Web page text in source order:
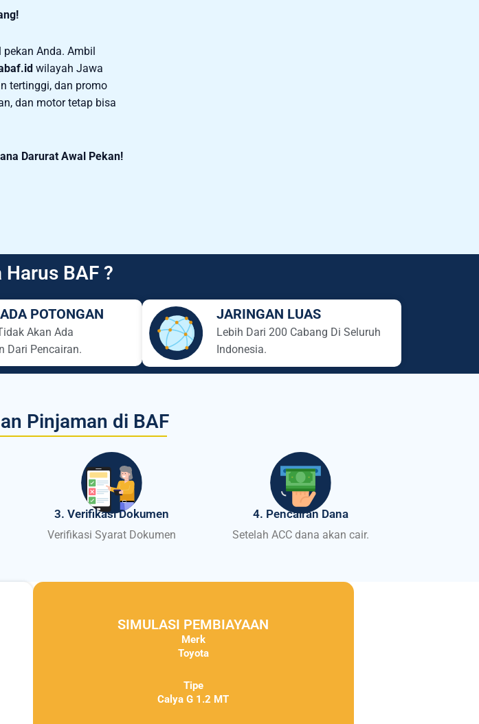
Anda. Ambil
wilayah Jawa
tertinggi, dan promo
dan motor tetap bisa
Darurat Awal Pekan!
BAF ?
POTONGAN
Akan Ada
Dari Pencairan.
JARINGAN LUAS
Lebih Dari 200 Cabang Di Seluruh
Indonesia.
Pinjaman di BAF
3. Verifikasi Dokumen
Verifikasi Syarat Dokumen
4. Pencairan Dana
Setelah ACC dana akan cair.
SIMULASI PEMBIAYAAN
Merk
Toyota
Tipe
Calya G 1.2 MT